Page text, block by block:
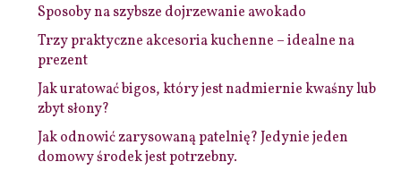
Sposoby na szybsze dojrzewanie awokado
Trzy praktyczne akcesoria kuchenne – idealne na
prezent
Jak uratować bigos, który jest nadmiernie kwaśny lub
zbyt słony?
Jak odnowić zarysowaną patelnię? Jedynie jeden
domowy środek jest potrzebny.